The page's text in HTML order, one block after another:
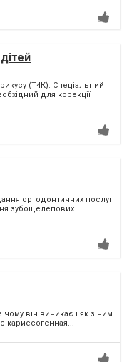
(Т4К). Спеціальний
для корекції
ортодонтичних послуг
зубощелепових
він виникає і як з ним
кариесогенная...